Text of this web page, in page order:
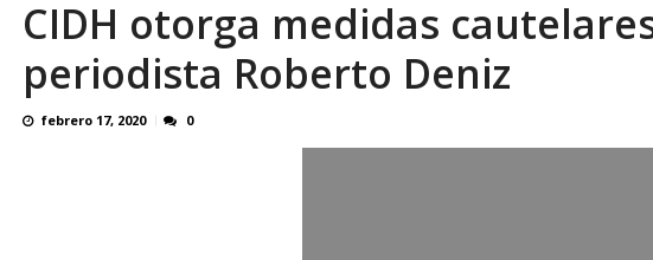
El último que apague la luz: 17 años de excusas,
CIDH otorga medidas
periodista Roberto Deniz
febrero 17, 2020 0